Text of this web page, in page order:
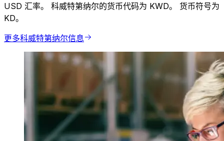
USD 汇率。 科威特第纳尔的货币代码为 KWD。 货币符号为
KD。
更多科威特第纳尔信息